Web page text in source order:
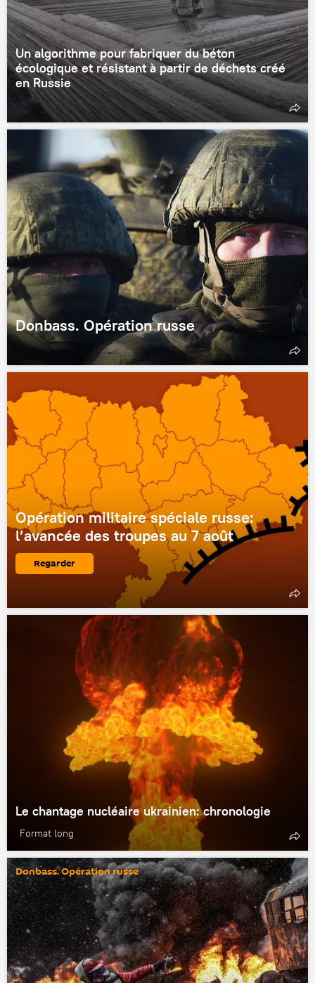
Un algorithme pour fabriquer du béton
écologique et résistant à partir de déchets créé
en Russie
Donbass. Opération russe
Opération militaire spéciale russe:
l’avancée des troupes au 7 août
Regarder
Le chantage nucléaire ukrainien: chronologie
Format long
Donbass. Opération russe